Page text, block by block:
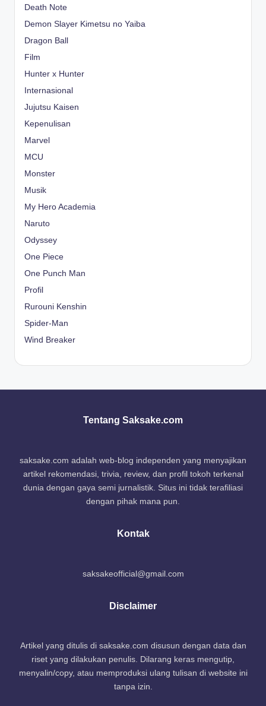
Death Note
Demon Slayer Kimetsu no Yaiba
Dragon Ball
Film
Hunter x Hunter
Internasional
Jujutsu Kaisen
Kepenulisan
Marvel
MCU
Monster
Musik
My Hero Academia
Naruto
Odyssey
One Piece
One Punch Man
Profil
Rurouni Kenshin
Spider-Man
Wind Breaker
Tentang Saksake.com
saksake.com adalah web-blog independen yang menyajikan
artikel rekomendasi, trivia, review, dan profil tokoh terkenal
dunia dengan gaya semi jurnalistik. Situs ini tidak terafiliasi
dengan pihak mana pun.
Kontak
saksakeofficial@gmail.com
Disclaimer
Artikel yang ditulis di saksake.com disusun dengan data dan
riset yang dilakukan penulis. Dilarang keras mengutip,
menyalin/copy, atau memproduksi ulang tulisan di website ini
tanpa izin.